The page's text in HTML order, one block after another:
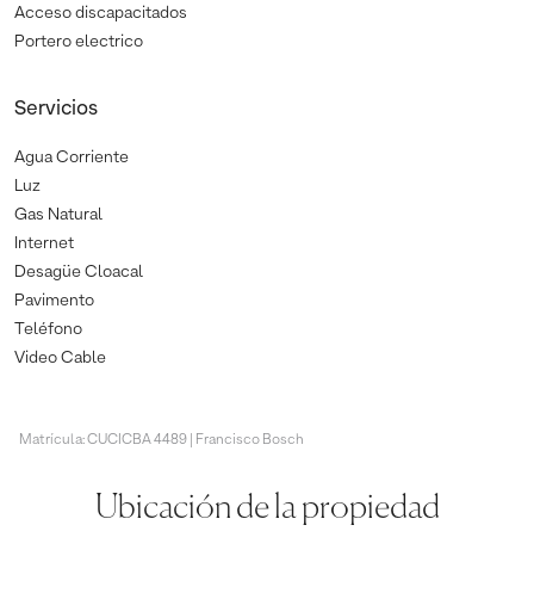
Acceso discapacitados
Portero electrico
Servicios
Agua Corriente
Luz
Gas Natural
Internet
Desagüe Cloacal
Pavimento
Teléfono
Video Cable
Matrícula: CUCICBA 4489 | Francisco Bosch
Ubicación de la propiedad